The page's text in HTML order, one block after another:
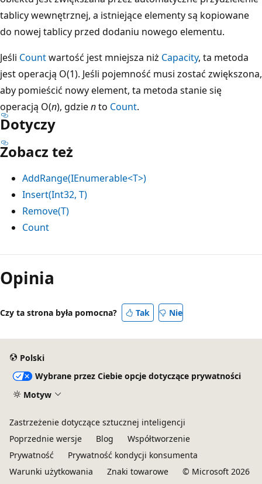
tablicy wewnętrznej, a istniejące elementy są kopiowane
do nowej tablicy przed dodaniu nowego elementu.
Jeśli Countwartość jest mniejsza niż Capacity, ta metoda
jest operacją O(1). Jeśli pojemność musi zostać zwiększona,
aby pomieścić nowy element, ta metoda stanie się
operacją O(n), gdziento Count.
Dotyczy
Zobacz też
AddRange(IEnumerable<T>)
Insert(Int32, T)
Remove(T)
Count
Opinia
Czy ta strona była pomocna? Tak Nie
Polski
Wybrane przez Ciebie opcje dotyczące prywatności
Motyw
Zastrzeżenie dotyczące sztucznej inteligencji
Poprzednie wersje
Blog
Współtworzenie
Prywatność
Prywatność kondycji konsumenta
Warunki użytkowania
Znaki towarowe © Microsoft 2026